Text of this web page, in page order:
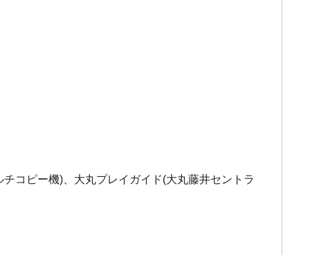
コピー機)、大丸プレイガイド(大丸藤井セントラ